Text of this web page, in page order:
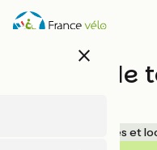
Aller
au
close
Meublé de
Gîtes et